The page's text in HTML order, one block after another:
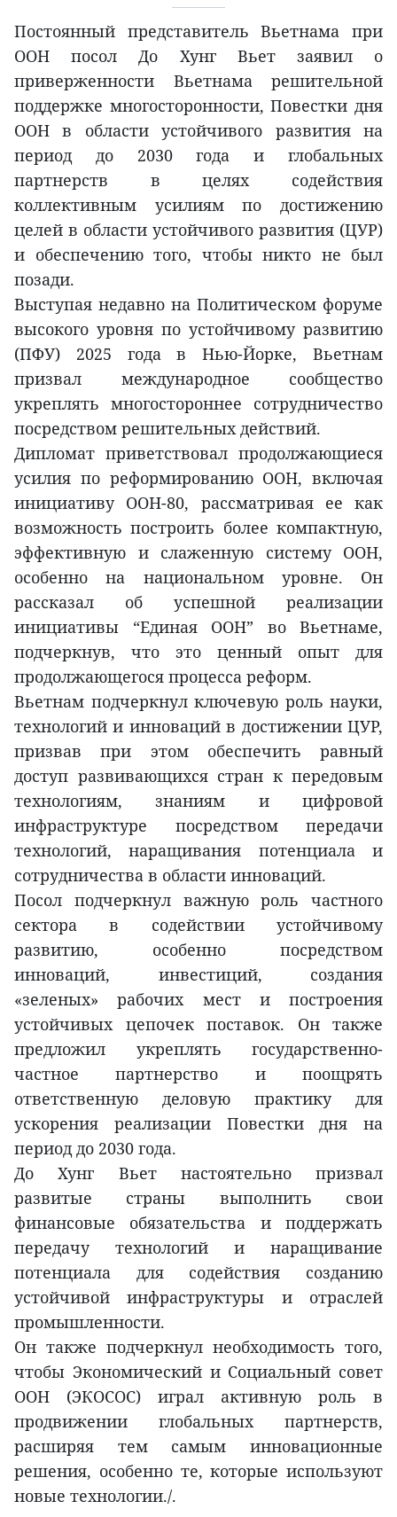
Постоянный представитель Вьетнама при
ООН посол До Хунг Вьет заявил о
приверженности Вьетнама решительной
поддержке многосторонности, Повестки дня
ООН в области устойчивого развития на
период до 2030 года и глобальных
партнерств в целях содействия
коллективным усилиям по достижению
целей в области устойчивого развития (ЦУР)
и обеспечению того, чтобы никто не был
позади.
Выступая недавно на Политическом форуме
высокого уровня по устойчивому развитию
(ПФУ) 2025 года в Нью-Йорке, Вьетнам
призвал международное сообщество
укреплять многостороннее сотрудничество
посредством решительных действий.
Дипломат приветствовал продолжающиеся
усилия по реформированию ООН, включая
инициативу ООН-80, рассматривая ее как
возможность построить более компактную,
эффективную и слаженную систему ООН,
особенно на национальном уровне. Он
рассказал об успешной реализации
инициативы “Единая ООН” во Вьетнаме,
подчеркнув, что это ценный опыт для
продолжающегося процесса реформ.
Вьетнам подчеркнул ключевую роль науки,
технологий и инноваций в достижении ЦУР,
призвав при этом обеспечить равный
доступ развивающихся стран к передовым
технологиям, знаниям и цифровой
инфраструктуре посредством передачи
технологий, наращивания потенциала и
сотрудничества в области инноваций.
Посол подчеркнул важную роль частного
сектора в содействии устойчивому
развитию, особенно посредством
инноваций, инвестиций, создания
«зеленых» рабочих мест и построения
устойчивых цепочек поставок. Он также
предложил укреплять государственно-
частное партнерство и поощрять
ответственную деловую практику для
ускорения реализации Повестки дня на
период до 2030 года.
До Хунг Вьет настоятельно призвал
развитые страны выполнить свои
финансовые обязательства и поддержать
передачу технологий и наращивание
потенциала для содействия созданию
устойчивой инфраструктуры и отраслей
промышленности.
Он также подчеркнул необходимость того,
чтобы Экономический и Социальный совет
ООН (ЭКОСОС) играл активную роль в
продвижении глобальных партнерств,
расширяя тем самым инновационные
решения, особенно те, которые используют
новые технологии./.